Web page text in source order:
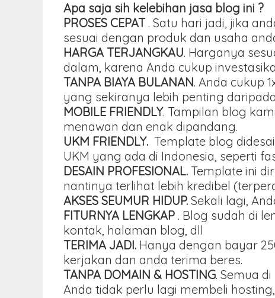
Apa saja sih kelebihan jasa blog ini ?
PROSES CEPAT. Satu hari jadi, jika
sesuai dengan produk dan usaha
HARGA TERJANGKAU. Harganya
dalam, karena Anda cukup
TANPA BIAYA BULANAN. Anda cukup
yang sekiranya lebih penting
MOBILE FRIENDLY. Tampilan blog
menawan dan enak dipandang.
UKM FRIENDLY. Template blog
UKM yang ada di Indonesia, seperti
DESAIN PROFESIONAL. Template ini
nantinya terlihat lebih kredibel
AKSES SEUMUR HIDUP. Sekali lagi,
FITURNYA LENGKAP . Blog sudah di
kontak, halaman blog, dll
TERIMA JADI. Hanya dengan bayar
kerjakan dan anda terima beres.
TANPA DOMAIN & HOSTING. Semua
Anda tidak perlu lagi membeli